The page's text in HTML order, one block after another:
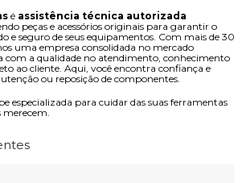
é assistência técnica autorizada
peças e acessórios originais para garantir o
e seguro de seus equipamentos. Com mais de 30
uma empresa consolidada no mercado
com a qualidade no atendimento, conhecimento
ao cliente. Aqui, você encontra confiança e
ou reposição de componentes.
especializada para cuidar das suas ferramentas
merecem.